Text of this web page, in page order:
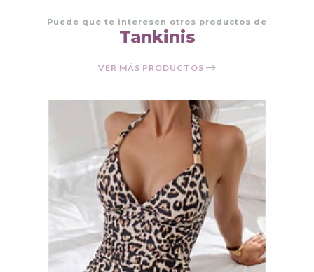
Puede que te interesen otros productos de
Tankinis
VER MÁS PRODUCTOS